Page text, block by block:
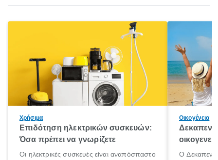
Χρήσιμα
Επιδότηση ηλεκτρικών συσκευών:
Όσα πρέπει να γνωρίζετε
Οι ηλεκτρικές συσκευές είναι αναπόσπαστο
Οικογένεια
Ο